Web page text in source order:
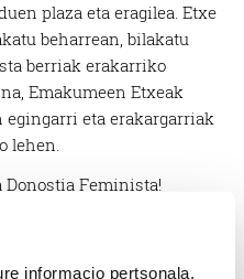
informacio pertsonala,
plaza eta eragilea. Etxe
beharrean, bilakatu
berriak erakarriko
Emakumeen Etxeak
egingarri eta erakargarriak
lehen.
Donostia Feminista!